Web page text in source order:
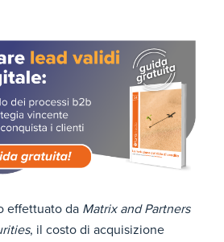
effettuato da Matrix and Partners
, il costo di acquisizione